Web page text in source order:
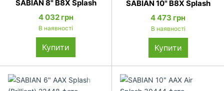
SABIAN 8" B8X Splash
4 032 грн
В наявності
Купити
SABIAN 10" B8X Splash
4 473 грн
В наявності
Купити